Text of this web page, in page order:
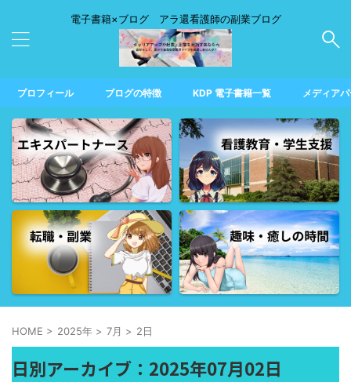
電子書籍×ブログ アラ還看護師の副業ブログ
プロフィール ブログの特徴 KDP 電子書籍一覧 メディア
HOME > 2025年 > 7月 > 2日
日別アーカイブ：2025年07月02日